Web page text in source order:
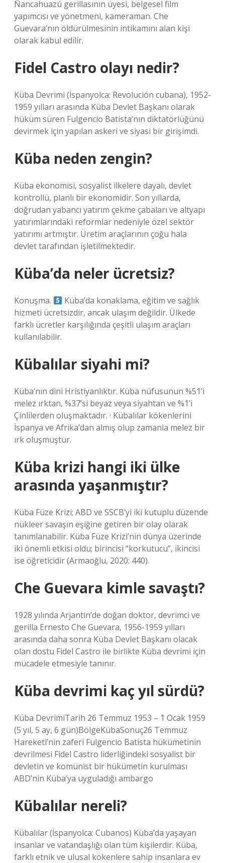
Ñancahuazú gerillasının üyesi, belgesel film
yapımcısı ve yönetmeni, kameraman. Che
Guevara’nın öldürülmesinin intikamını alan kişi
olarak kabul edilir.
Fidel Castro olayı nedir?
Küba Devrimi (İspanyolca: Revolución cubana), 1952-
1959 yılları arasında Küba Devlet Başkanı olarak
hüküm süren Fulgencio Batista’nın diktatörlüğünü
devirmek için yapılan askeri ve siyasi bir girişimdi.
Küba neden zengin?
Küba ekonomisi, sosyalist ilkelere dayalı, devlet
kontrollü, planlı bir ekonomidir. Son yıllarda,
doğrudan yabancı yatırım çekme çabaları ve altyapı
yatırımlarındaki reformlar nedeniyle özel sektör
yatırımı artmıştır. Üretim araçlarının çoğu hala
devlet tarafından işletilmektedir.
Küba’da neler ücretsiz?
Konuşma.
Küba’da konaklama, eğitim ve sağlık
hizmeti ücretsizdir, ancak ulaşım değildir. Ülkede
farklı ücretler karşılığında çeşitli ulaşım araçları
kullanılabilir.
Kübalılar siyahi mi?
Küba’nın dini Hristiyanlıktır. Küba nüfusunun %51’i
melez ırktan, %37’si beyaz veya siyahtan ve %1’i
Çinlilerden oluşmaktadır. · Kübalılar kökenlerini
İspanya ve Afrika’dan almış olup zamanla melez bir
ırk oluşmuştur.
Küba krizi hangi iki ülke
arasında yaşanmıştır?
Küba Füze Krizi; ABD ve SSCB’yi iki kutuplu düzende
nükleer savaşın eşiğine getiren bir olay olarak
tanımlanabilir. Küba Füze Krizi’nin dünya üzerinde
iki önemli etkisi oldu; birincisi “korkutucu”, ikincisi
ise öğreticidir (Armaoğlu, 2020: 440).
Che Guevara kimle savaştı?
1928 yılında Arjantin’de doğan doktor, devrimci ve
gerilla Ernesto Che Guevara, 1956-1959 yılları
arasında daha sonra Küba Devlet Başkanı olacak
olan dostu Fidel Castro ile birlikte Küba devrimi için
mücadele etmesiyle tanınır.
Küba devrimi kaç yıl sürdü?
Küba DevrimiTarih 26 Temmuz 1953 – 1 Ocak 1959
(5 yıl, 5 ay, 6 gün)BölgeKübaSonuç26 Temmuz
Hareketi’nin zaferi Fulgencio Batista hükümetinin
devrilmesi Fidel Castro liderliğindeki sosyalist bir
devletin ve komünist bir hükümetin kurulması
ABD’nin Küba’ya uyguladığı ambargo
Kübalılar nereli?
Kübalılar (İspanyolca: Cubanos) Küba’da yaşayan
insanlar ve vatandaşlığı olan tüm kişilerdir. Küba,
farklı etnik ve ulusal kökenlere sahip insanlara ev